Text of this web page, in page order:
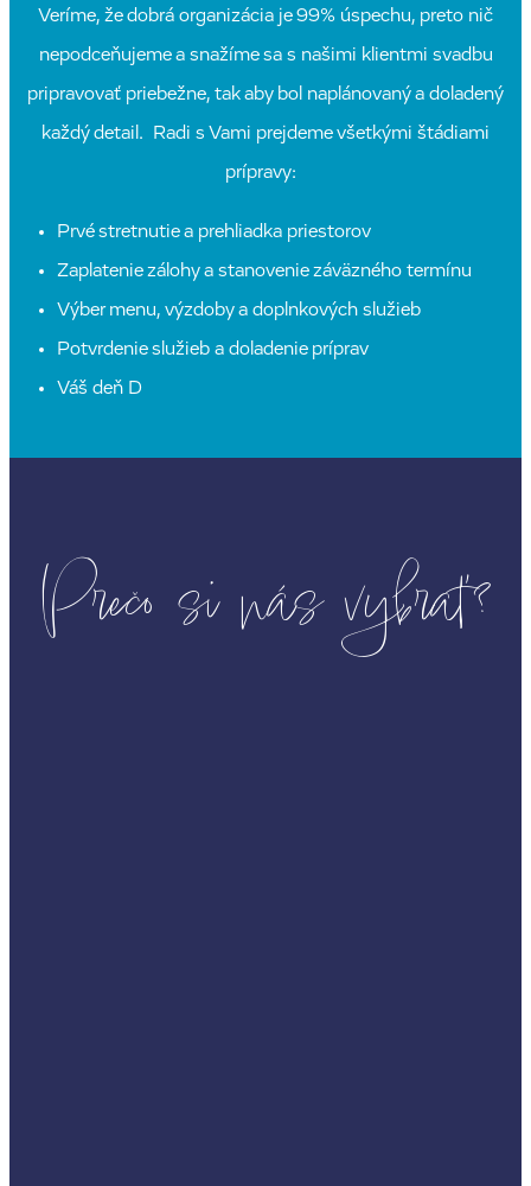
Veríme, že dobrá organizácia je 99% úspechu, preto nič
nepodceňujeme a snažíme sa s našimi klientmi svadbu
pripravovať priebežne, tak aby bol naplánovaný a doladený
každý detail. Radi s Vami prejdeme všetkými štádiami
prípravy:
Prvé stretnutie a prehliadka priestorov
Zaplatenie zálohy a stanovenie záväzného termínu
Výber menu, výzdoby a doplnkových služieb
Potvrdenie služieb a doladenie príprav
Váš deň D
Prečo si nás vybrať?